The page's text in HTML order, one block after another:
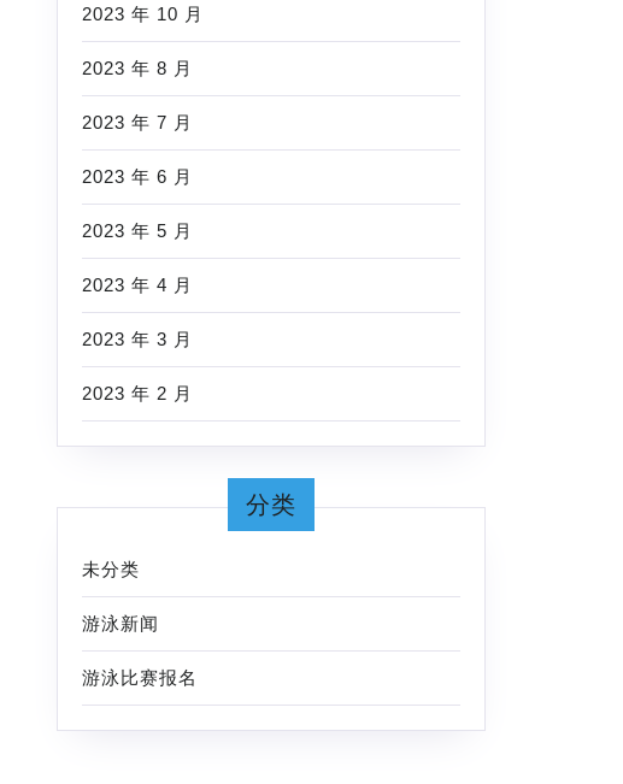
2023 年 10 月
2023 年 8 月
2023 年 7 月
2023 年 6 月
2023 年 5 月
2023 年 4 月
2023 年 3 月
2023 年 2 月
分类
未分类
游泳新闻
游泳比赛报名